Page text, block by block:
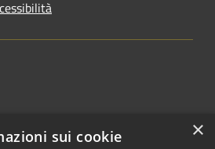
×
sui cookie